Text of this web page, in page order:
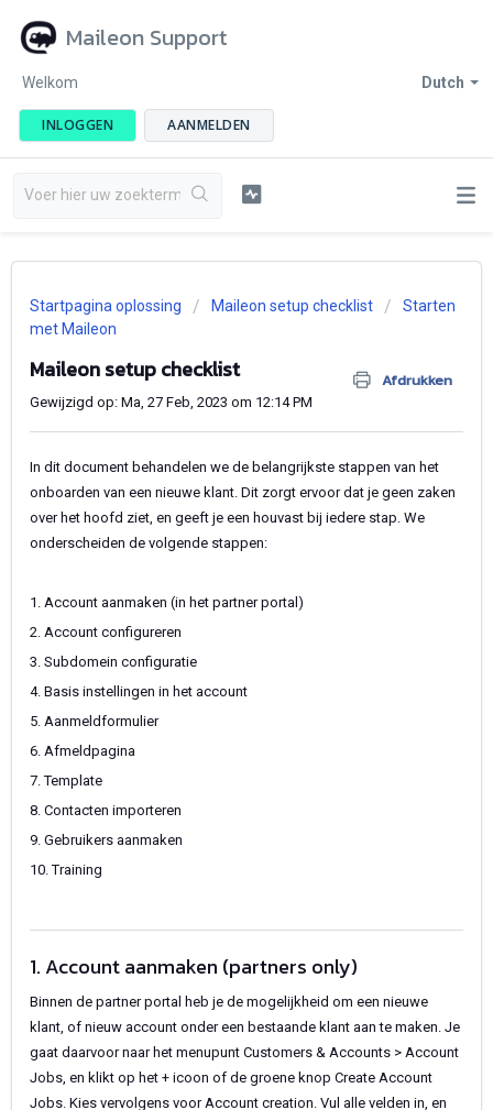
Maileon Support
Dutch
Welkom
INLOGGEN AANMELDEN
Startpagina oplossing Maileon setup checklist
Starten
met Maileon
Maileon setup checklist Afdrukken
Gewijzigd op: Ma, 27 Feb, 2023 om 12:14 PM
In dit document behandelen we de belangrijkste stappen van het
onboarden van een nieuwe klant. Dit zorgt ervoor dat je geen zaken
over het hoofd ziet, en geeft je een houvast bij iedere stap. We
onderscheiden de volgende stappen:
1. Account aanmaken (in het partner portal)
2. Account configureren
3. Subdomein configuratie
4. Basis instellingen in het account
5. Aanmeldformulier
6. Afmeldpagina
7. Template
8. Contacten importeren
9. Gebruikers aanmaken
10. Training
1. Account aanmaken (partners only)
Binnen de partner portal heb je de mogelijkheid om een nieuwe
klant, of nieuw account onder een bestaande klant aan te maken. Je
gaat daarvoor naar het menupunt Customers & Accounts > Account
Jobs, en klikt op het + icoon of de groene knop Create Account
Jobs. Kies vervolgens voor Account creation. Vul alle velden in, en